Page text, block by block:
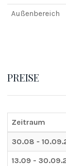
Außenbereich
PREISE
Zeitraum
30.08 -
13.09 -